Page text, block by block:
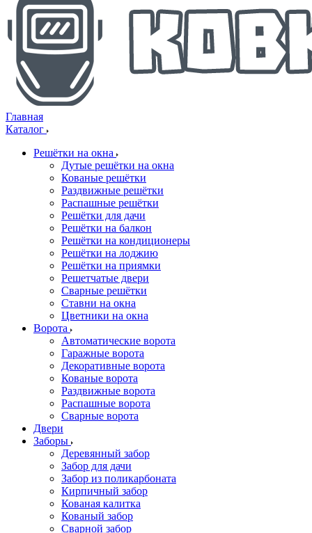
Главная
Каталог
Решётки на окна
Дутые решётки на окна
Кованые решётки
Раздвижные решётки
Распашные решётки
Решётки для дачи
Решётки на балкон
Решётки на кондиционеры
Решётки на лоджию
Решётки на приямки
Решетчатые двери
Сварные решётки
Ставни на окна
Цветники на окна
Ворота
Автоматические ворота
Гаражные ворота
Декоративные ворота
Кованые ворота
Раздвижные ворота
Распашные ворота
Сварные ворота
Двери
Заборы
Деревянный забор
Забор для дачи
Забор из поликарбоната
Кирпичный забор
Кованая калитка
Кованый забор
Сварной забор